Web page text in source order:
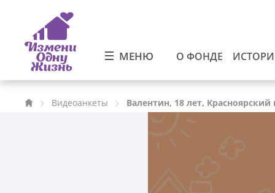
МЕНЮ О ФОНДЕ
Видеоанкеты Валентин, 18 лет, Красноярский